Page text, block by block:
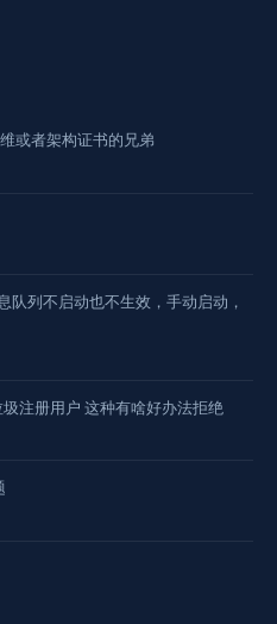
或者架构证书的兄弟
队列不启动也不生效，手动启动，
注册用户 这种有啥好办法拒绝